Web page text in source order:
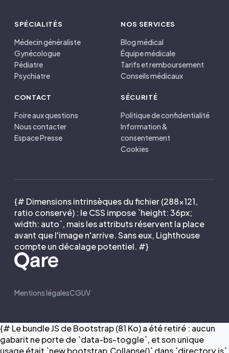
SPÉCIALITÉS
Médecin généraliste
Gynécologue
Pédiatre
Psychiatre
NOS SERVICES
Blog médical
Équipe médicale
Tarifs et remboursement
Conseils médicaux
CONTACT
Foire aux questions
Nous contacter
Espace Presse
SÉCURITÉ
Politique de confidentialité
Information &
consentement
Cookies
{# Dimensions intrinsèques du fichier (288×121,
ratio conservé) : le CSS impose `height: 36px;
width: auto`, mais les attributs réservent la place
avant que l'image n'arrive. Sans eux, Lighthouse
compte un décalage potentiel. #}
Mentions légalesCGUV
{# Le bundle JS de Bootstrap (81 Ko) a été retiré : aucun
gabarit ne porte de `data-bs-toggle`, et son unique
usage était `new bootstrap.Collapse()` dans `directory.js`